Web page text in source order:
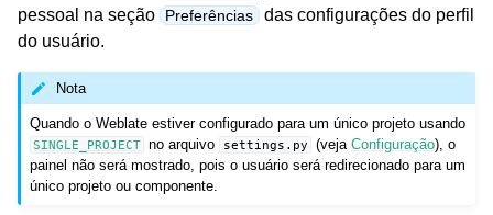
pessoal na seção
Preferências das configurações do perfil
do usuário.
Nota
Quando o Weblate estiver configurado para um único projeto usando
SINGLE_PROJECT no arquivo settings.py (veja Configuração), o
painel não será mostrado, pois o usuário será redirecionado para um
único projeto ou componente.